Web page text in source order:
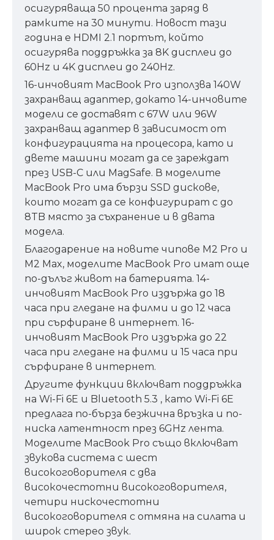
осигуряваща 50 процента заряд в
рамките на 30 минути. Новост тази
година е HDMI 2.1 портът, който
осигурява поддръжка за 8K дисплеи до
60Hz и 4K дисплеи до 240Hz.
16-инчовият MacBook Pro използва 140W
захранващ адаптер, докато 14-инчовите
модели се доставят с 67W или 96W
захранващ адаптер в зависимост от
конфигурацията на процесора, като и
двете машини могат да се зареждат
през USB-C или MagSafe. В моделите
MacBook Pro има бързи SSD дискове,
които могат да се конфигурират с до
8TB място за съхранение и в двата
модела.
Благодарение на новите чипове M2 Pro и
M2 Max, моделите MacBook Pro имат още
по-дълъг живот на батерията. 14-
инчовият MacBook Pro издържа до 18
часа при гледане на филми и до 12 часа
при сърфиране в интернет. 16-
инчовият MacBook Pro издържа до 22
часа при гледане на филми и 15 часа при
сърфиране в интернет.
Другите функции включват поддръжка
на Wi-Fi 6E и Bluetooth 5.3 , като Wi-Fi 6E
предлага по-бърза безжична връзка и по-
ниска латентност през 6GHz лента.
Моделите MacBook Pro също включват
звукова система с шест
високоговорителя с два
високочестотни високоговорителя,
четири нискочестотни
високоговорителя с отмяна на силата и
широк стерео звук.